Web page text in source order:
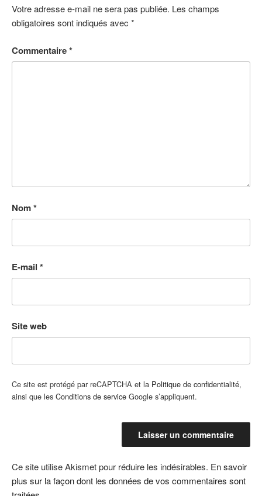
Votre adresse e-mail ne sera pas publiée. Les champs
obligatoires sont indiqués avec *
Commentaire*
Nom*
E-mail *
Site web
Ce site est protégé par reCAPTCHA et la Politique de confidentialité,
ainsi que les Conditions de service Google s’appliquent.
Ce site utilise Akismet pour réduire les indésirables. En savoir
plus sur la façon dont les données de vos commentaires sont